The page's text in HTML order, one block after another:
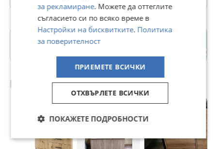
Тракия
Препоръчани за теб
за рекламиране. Можете да оттеглите
съгласието си по всяко време в
Настройки на бисквитките. Политика
за поверителност
ПРИЕМЕТЕ ВСИЧКИ
ОТХВЪРЛЕТЕ ВСИЧКИ
ПОКАЖЕТЕ ПОДРОБНОСТИ